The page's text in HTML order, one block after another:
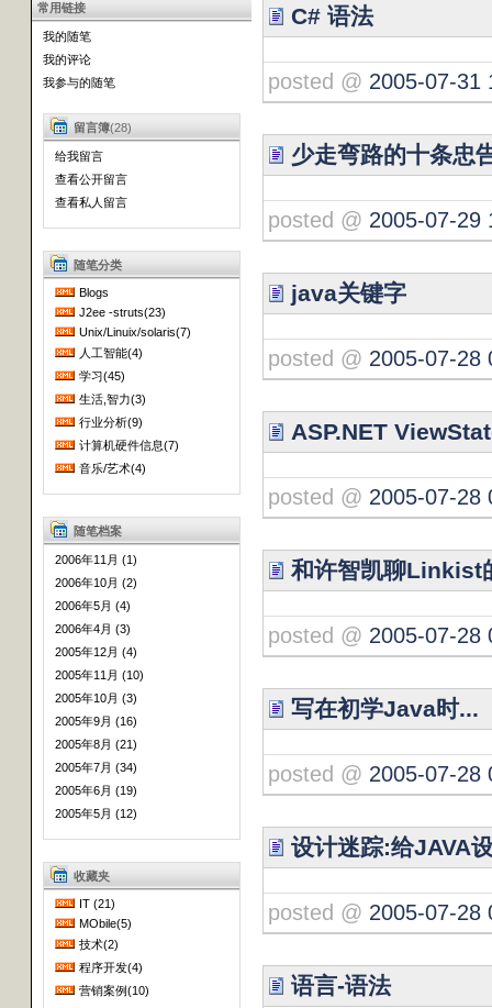
常用链接
我的随笔
我的评论
我参与的随笔
留言簿(28)
给我留言
查看公开留言
查看私人留言
随笔分类
Blogs
J2ee -struts(23)
Unix/Linuix/solaris(7)
人工智能(4)
学习(45)
生活,智力(3)
行业分析(9)
计算机硬件信息(7)
音乐/艺术(4)
随笔档案
2006年11月 (1)
2006年10月 (2)
2006年5月 (4)
2006年4月 (3)
2005年12月 (4)
2005年11月 (10)
2005年10月 (3)
2005年9月 (16)
2005年8月 (21)
2005年7月 (34)
2005年6月 (19)
2005年5月 (12)
收藏夹
IT (21)
MObile(5)
技术(2)
程序开发(4)
营销案例(10)
C# 语法
posted @ 2005-07-31
少走弯路的十条忠
posted @ 2005-07-29
java关键字
posted @ 2005-07-28
ASP.NET
posted @ 2005-07-28
和许智凯聊Linkist
posted @ 2005-07-28
写在初学Java时...
posted @ 2005-07-28
设计迷踪:给JAVA
posted @ 2005-07-28
语言-语法